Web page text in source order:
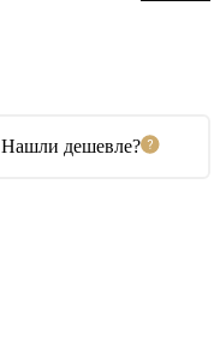
Нашли дешевле?